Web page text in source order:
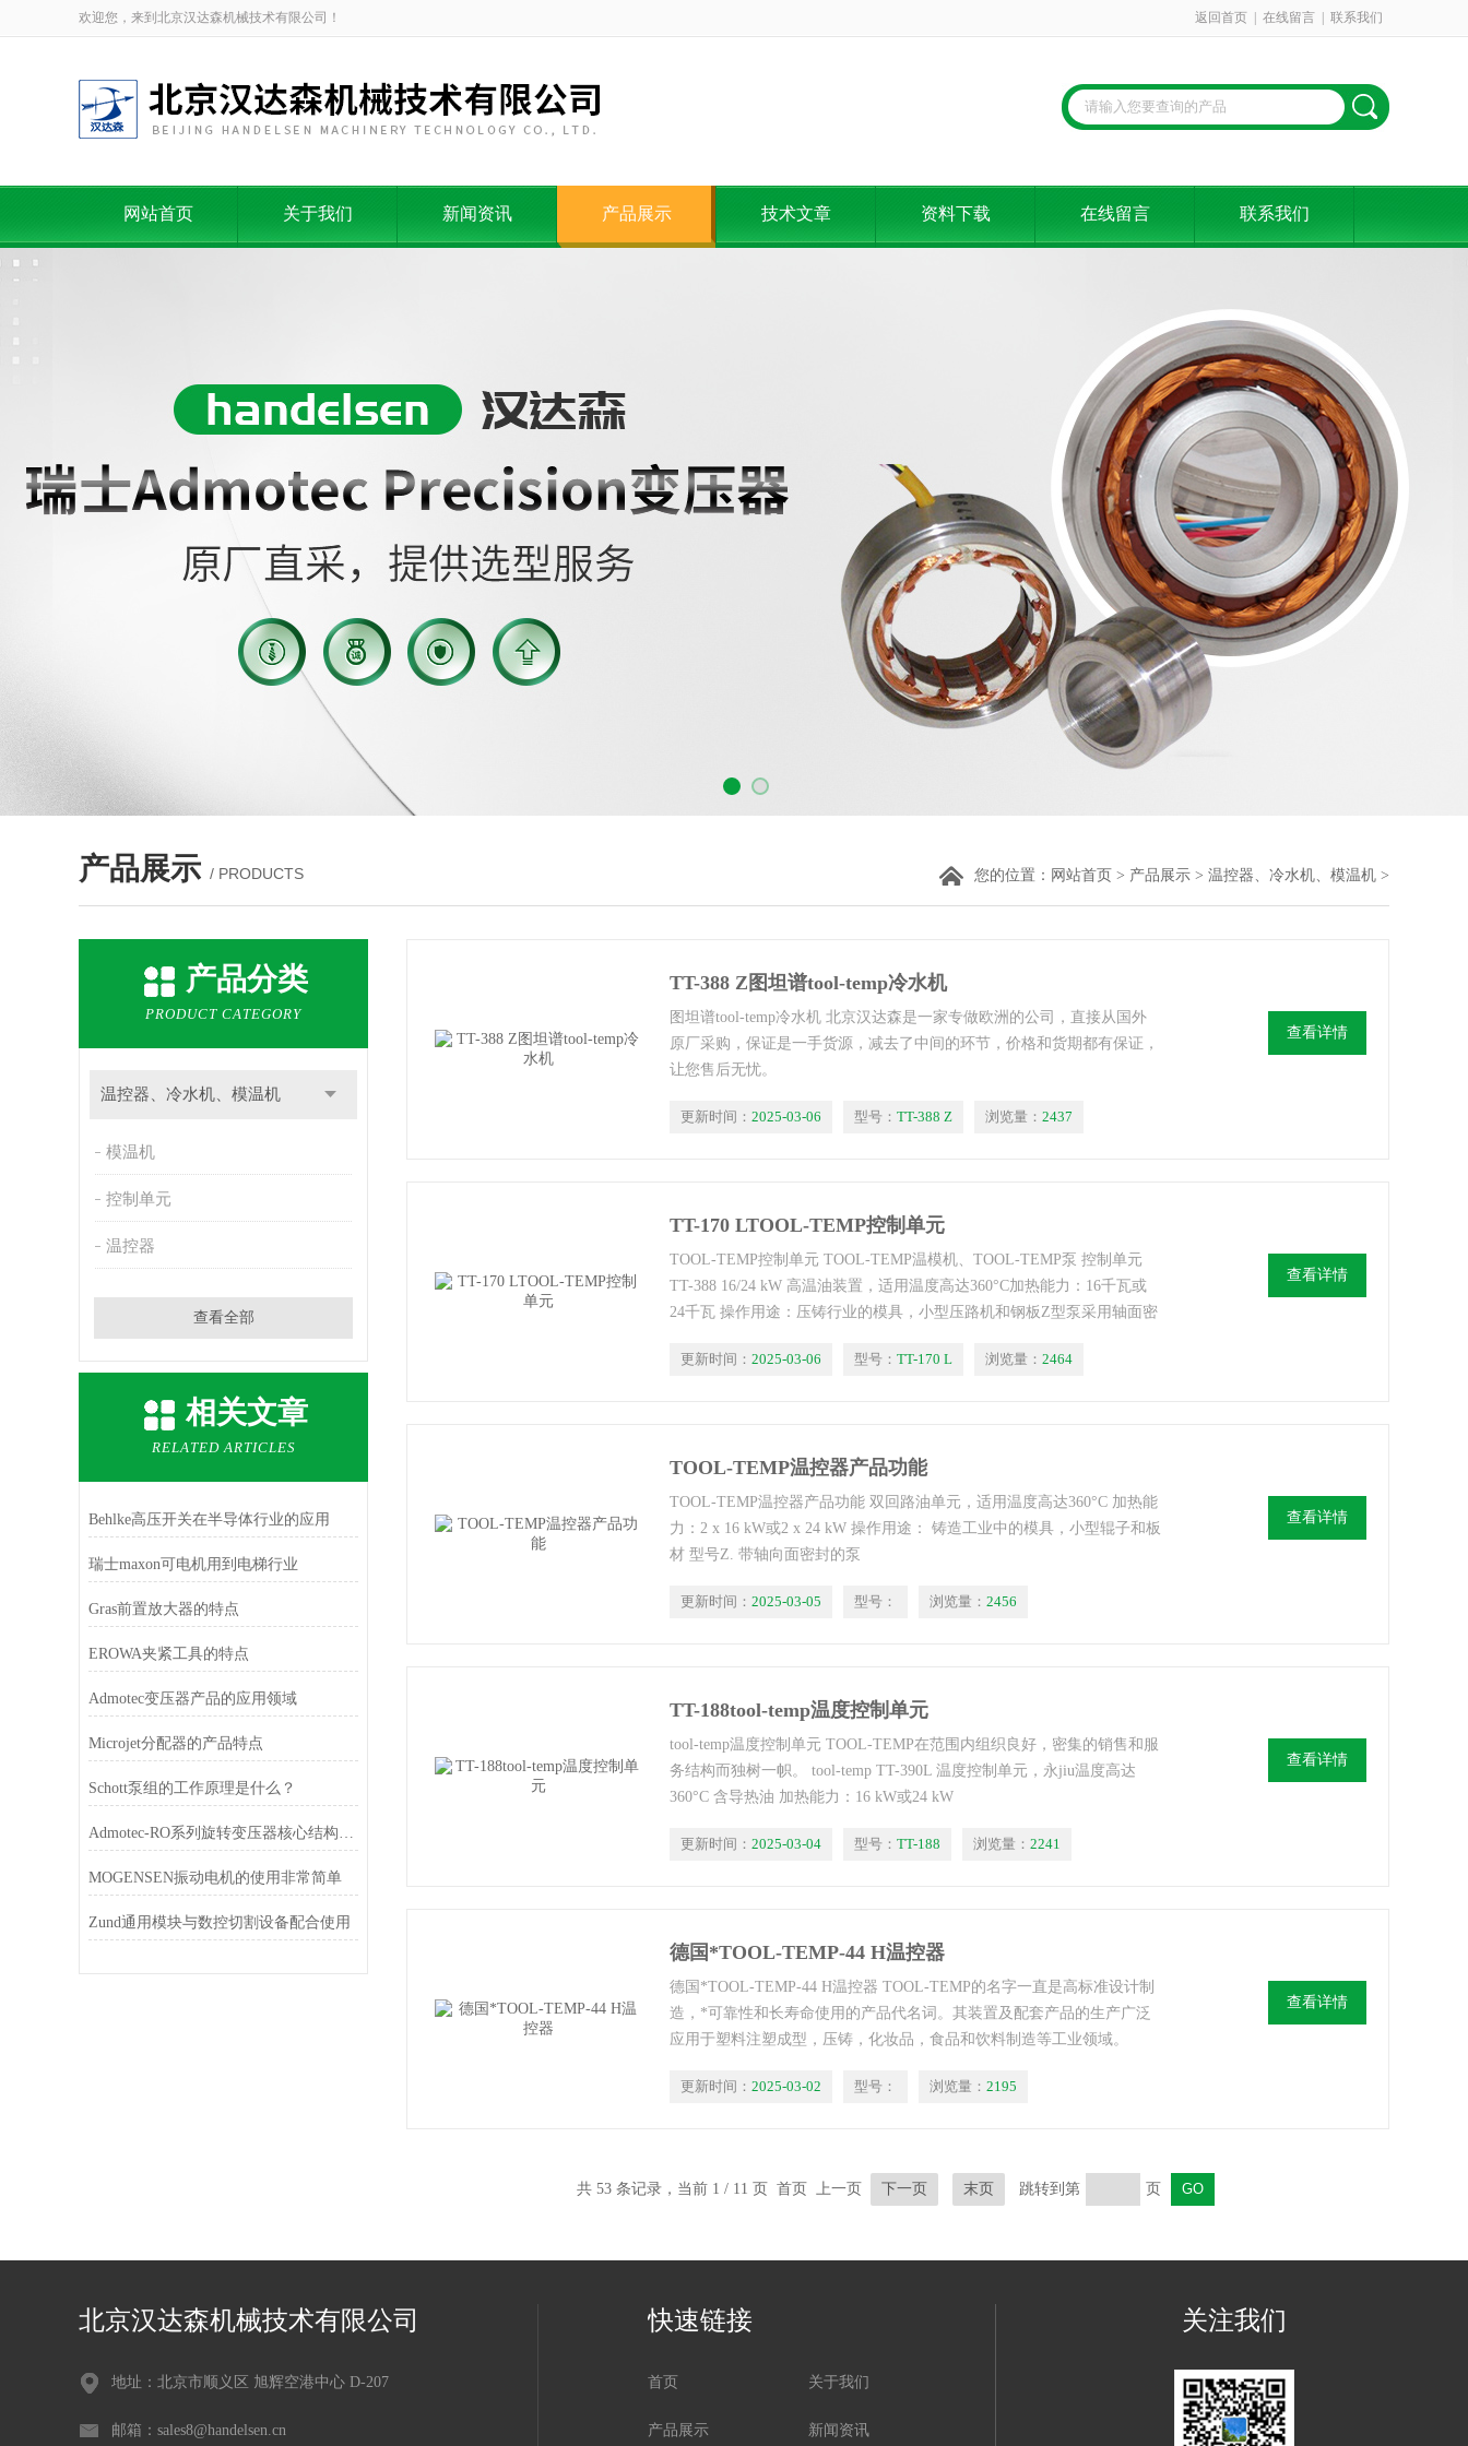
欢迎您，来到北京汉达森机械技术有限公司！ 返回首页 在线留言 联系我们
网站首页 关于我们 新闻资讯 产品展示 技术文章 资料下载 在线留言 联系我们
产品展示 / PRODUCTS 您的位置： 网站首页 > 产品展示 > 温控器、冷水机、模温机 >
产品分类
PRODUCT CATEGORY
温控器、冷水机、模温机
模温机
控制单元
温控器
查看全部
相关文章
RELATED ARTICLES
Behlke高压开关在半导体行业的应用
瑞士maxon可电机用到电梯行业
Gras前置放大器的特点
EROWA夹紧工具的特点
Admotec变压器产品的应用领域
Microjet分配器的产品特点
Schott泵组的工作原理是什么？
Admotec-RO系列旋转变压器核心结构与原理
MOGENSEN振动电机的使用非常简单
Zund通用模块与数控切割设备配合使用
TT-388 Z图坦谱tool-temp冷水机
图坦谱tool-temp冷水机 北京汉达森是一家专做欧洲的公司，直接从国外
原厂采购，保证是一手货源，减去了中间的环节，价格和货期都有保证，
让您售后无忧。
更新时间： 2025-03-06 型号： TT-388 Z 浏览量： 2437
查看详情
TT-170 LTOOL-TEMP控制单元
TOOL-TEMP控制单元 TOOL-TEMP温模机、TOOL-TEMP泵 控制单元
TT-388 16/24 kW 高温油装置，适用温度高达360°C加热能力：16千瓦或
24千瓦 操作用途：压铸行业的模具，小型压路机和钢板Z型泵采用轴面密
更新时间： 2025-03-06 型号： TT-170 L 浏览量： 2464
查看详情
TOOL-TEMP温控器产品功能
TOOL-TEMP温控器产品功能 双回路油单元，适用温度高达360°C 加热能
力：2 x 16 kW或2 x 24 kW 操作用途： 铸造工业中的模具，小型辊子和板
材 型号Z. 带轴向面密封的泵
更新时间： 2025-03-05 型号： 浏览量： 2456
查看详情
TT-188tool-temp温度控制单元
tool-temp温度控制单元 TOOL-TEMP在范围内组织良好，密集的销售和服
务结构而独树一帜。 tool-temp TT-390L 温度控制单元，永jiu温度高达
360°C 含导热油 加热能力：16 kW或24 kW
更新时间： 2025-03-04 型号： TT-188 浏览量： 2241
查看详情
德国*TOOL-TEMP-44 H温控器
德国*TOOL-TEMP-44 H温控器 TOOL-TEMP的名字一直是高标准设计制
造，*可靠性和长寿命使用的产品代名词。其装置及配套产品的生产广泛
应用于塑料注塑成型，压铸，化妆品，食品和饮料制造等工业领域。
更新时间： 2025-03-02 型号： 浏览量： 2195
查看详情
共 53 条记录，当前 1 / 11 页 首页 上一页 下一页 末页 跳转到第 页
北京汉达森机械技术有限公司
地址：北京市顺义区 旭辉空港中心 D-207
邮箱：sales8@handelsen.cn
快速链接
首页 关于我们
产品展示 新闻资讯
关注我们